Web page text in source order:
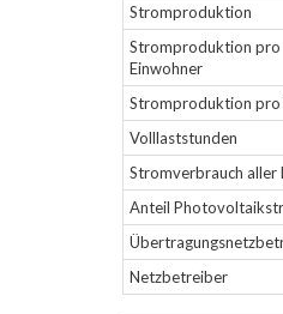
Stromproduktion
Stromproduktion pro
Einwohner
Stromproduktion pro
Volllaststunden
Stromverbrauch aller
Anteil
Netzbetreiber